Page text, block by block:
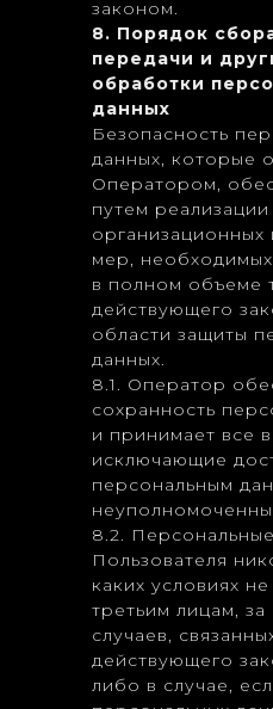
законом.
8. Порядок
передачи и
обработки
данных
Безопасность
данных, которые
Оператором,
путем
организационных
мер,
в полном объеме
действующего
области защиты
данных.
8.1. Оператор
сохранность
и принимает все
исключающие
персональным
8.2.
Пользователя
каких условиях
третьим лицам,
случаев,
действующего
либо в случае,